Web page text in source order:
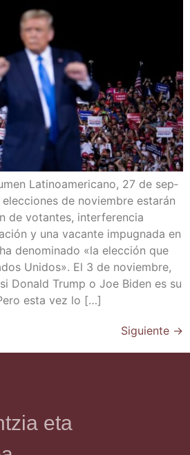
Lati­no­ame­ri­cano, 27 de sep­
de noviem­bre esta­rán
de votan­tes, inter­fe­ren­cia
y una vacan­te impug­na­da en
deno­mi­na­do «la elec­ción que
Uni­dos». El 3 de noviem­bre,
Donald Trump o Joe Biden es su
esta vez lo […]
Siguiente →
eta